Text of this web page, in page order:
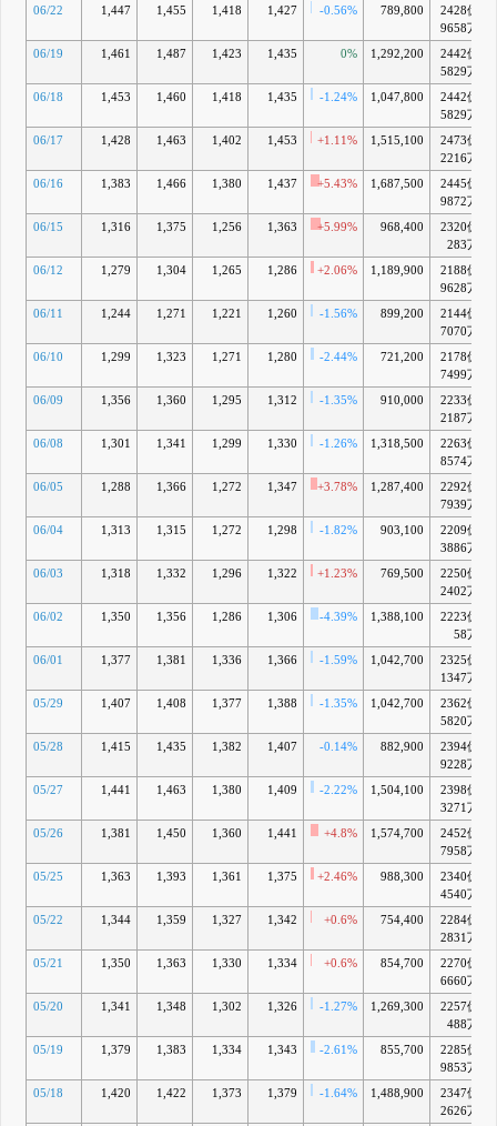
06/22 1,447 1,455 1,418 1,427 -0.56% 789,800
2428億
9658万
06/19
1,461 1,487 1,423 1,435 0% 1,292,200
2442億
5829万
06/18
1,453 1,460 1,418 1,435 -1.24% 1,047,800
2442億
5829万
06/17
1,428 1,463 1,402 1,453 +1.11% 1,515,100
2473億
2216万
06/16
1,383 1,466 1,380 1,437 +5.43% 1,687,500
2445億
9872万
06/15
1,316 1,375 1,256 1,363 +5.99% 968,400
2320億
283万
06/12
1,279 1,304 1,265 1,286 +2.06% 1,189,900
2188億
9628万
06/11
1,244 1,271 1,221 1,260 -1.56% 899,200
2144億
7070万
06/10
1,299 1,323 1,271 1,280 -2.44% 721,200
2178億
7499万
06/09
1,356 1,360 1,295 1,312 -1.35% 910,000
2233億
2187万
06/08
1,301 1,341 1,299 1,330 -1.26% 1,318,500
2263億
8574万
06/05
1,288 1,366 1,272 1,347 +3.78% 1,287,400
2292億
7939万
06/04
1,313 1,315 1,272 1,298 -1.82% 903,100
2209億
3886万
06/03
1,318 1,332 1,296 1,322 +1.23% 769,500
2250億
2402万
06/02
1,350 1,356 1,286 1,306 -4.39% 1,388,100
2223億
58万
06/01
1,377 1,381 1,336 1,366 -1.59% 1,042,700
2325億
1347万
05/29
1,407 1,408 1,377 1,388 -1.35% 1,042,700
2362億
5820万
05/28
1,415 1,435 1,382 1,407 -0.14% 882,900
2394億
9228万
05/27
1,441 1,463 1,380 1,409 -2.22% 1,504,100
2398億
3271万
05/26
1,381 1,450 1,360 1,441 +4.8% 1,574,700
2452億
7958万
05/25 1,363 1,393 1,361 1,375 +2.46% 988,300
2340億
4540万
05/22
1,344 1,359 1,327 1,342 +0.6% 754,400
2284億
2831万
05/21
1,350 1,363 1,330 1,334 +0.6% 854,700
2270億
6660万
05/20
1,341 1,348 1,302 1,326 -1.27% 1,269,300
2257億
488万
05/19
1,379 1,383 1,334 1,343 -2.61% 855,700
2285億
9853万
05/18
1,420 1,422 1,373 1,379 -1.64% 1,488,900
2347億
2626万